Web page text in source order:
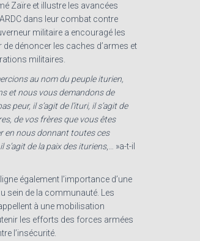
Zaïre et illustre les avancées
dans leur combat contre
militaire a encouragé les
dénoncer les caches d’armes et
militaires.
au nom du peuple iturien,
et nous vous demandons de
peur, il s’agit de l’ituri, il s’agit de
de vos frères que vous êtes
en nous donnant toutes ces
s’agit de la paix des ituriens,… »a-t-il
également l’importance d’une
sein de la communauté. Les
à une mobilisation
les efforts des forces armées
l’insécurité.